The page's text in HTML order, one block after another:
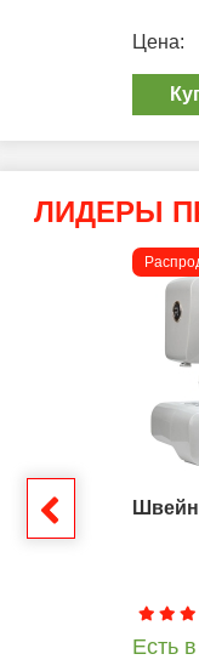
Цена:
ЛИДЕРЫ
Есть